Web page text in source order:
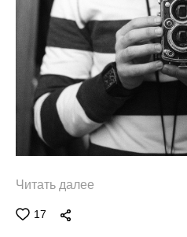
Читать далее
17